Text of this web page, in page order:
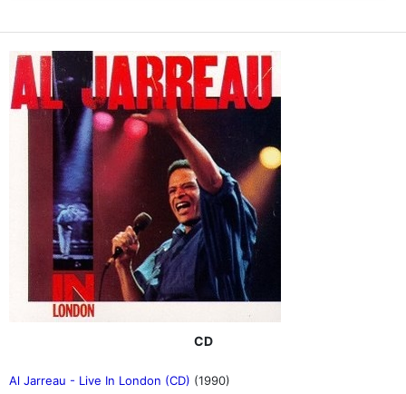
CD
Al Jarreau - Live In London (CD) (1990)